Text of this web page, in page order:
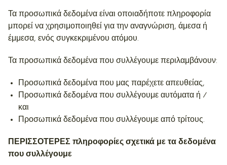
Τα προσωπικά δεδομένα είναι οποιαδήποτε πληροφορία
μπορεί να χρησιμοποιηθεί για την αναγνώριση, άμεσα ή
έμμεσα, ενός συγκεκριμένου ατόμου.
Τα προσωπικά δεδομένα που συλλέγουμε περιλαμβάνουν:
Προσωπικά δεδομένα που μας παρέχετε απευθείας,
Προσωπικά δεδομένα που συλλέγουμε αυτόματα ή /
και
Προσωπικά δεδομένα που συλλέγουμε από τρίτους.
ΠΕΡΙΣΣΟΤΕΡΕΣ πληροφορίες σχετικά με τα δεδομένα
που συλλέγουμε